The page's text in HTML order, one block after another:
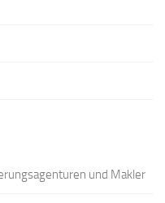
und Makler